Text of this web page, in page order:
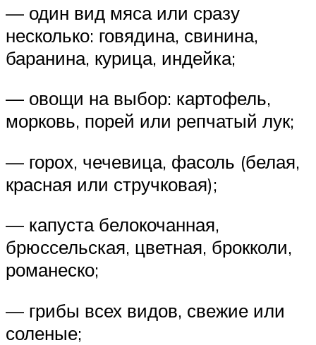
— один вид мяса или сразу
несколько: говядина, свинина,
баранина, курица, индейка;
— овощи на выбор: картофель,
морковь, порей или репчатый лук;
— горох, чечевица, фасоль (белая,
красная или стручковая);
— капуста белокочанная,
брюссельская, цветная, брокколи,
романеско;
— грибы всех видов, свежие или
соленые;